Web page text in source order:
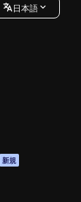
日本語
新規